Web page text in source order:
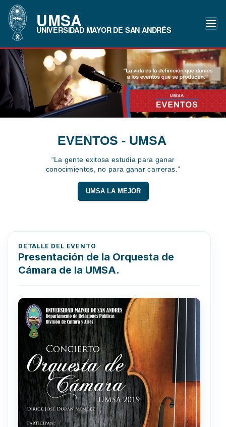
UMSA
UNIVERSIDAD MAYOR DE SAN ANDRÉS
EVENTOS - UMSA
“La gente exitosa estudia para ganar
conocimientos, no para ganar carreras.”
UMSA LA MEJOR
DETALLE DEL EVENTO
Presentación de la Orquesta de
Cámara de la UMSA.